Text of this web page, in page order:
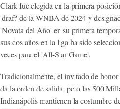
Clark fue elegida en la primera
'draft' de la WNBA de 2024 y
'Novata del Año' en su primera
sus dos años en la liga ha sido
veces para el 'All-Star Game'.
Tradicionalmente, el invitado de honor
da la orden de salida, pero las 500
Indianápolis mantienen la costumbre